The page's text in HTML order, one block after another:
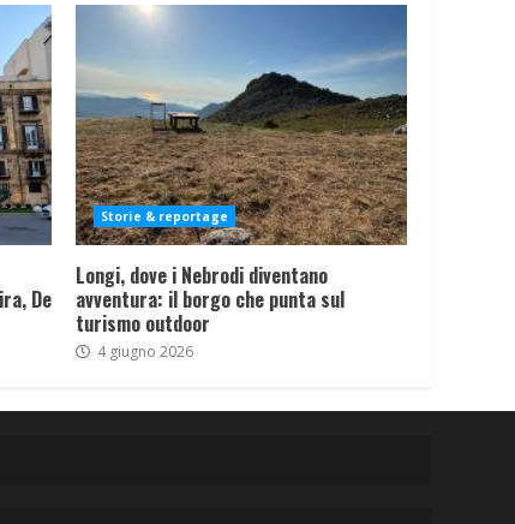
De
Storie & reportage
Longi, dove i Nebrodi diventano
avventura: il borgo che punta sul
turismo outdoor
4 giugno 2026